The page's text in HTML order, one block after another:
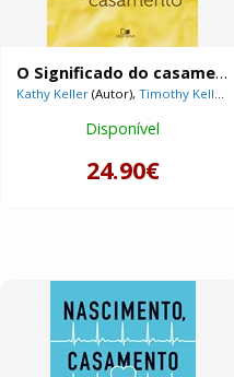
O Significado do casamento
Kathy Keller (Autor),Timothy Keller
Disponível
24.90€